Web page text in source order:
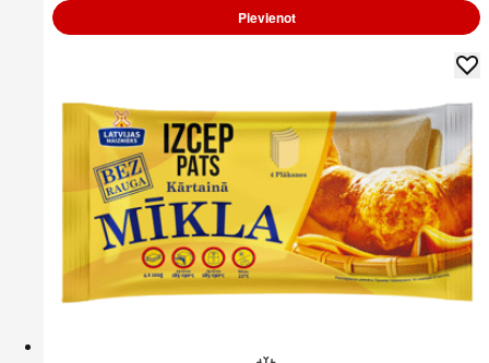
Pievienot